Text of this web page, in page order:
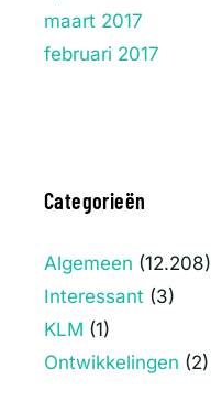
maart 2017
februari 2017
Categorieën
Algemeen (12.208)
Interessant (3)
KLM (1)
Ontwikkelingen (2)